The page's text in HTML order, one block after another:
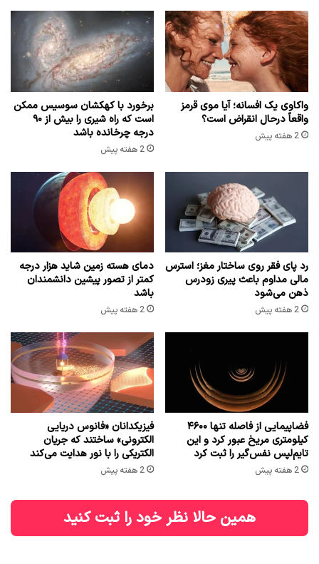
واکاوی یک افسانه؛ آیا موی قرمز
واقعاً درحال انقراض است؟
2 هفته پیش
برخورد با کهکشان سوسیس ممکن
است که راه شیری را بیش از ۹۰
درجه چرخانده باشد
2 هفته پیش
رد پای فقر روی ساختار مغز؛ استرس
مالی مداوم باعث پیری زودرس
ذهن می‌شود
2 هفته پیش
دمای هسته زمین شاید هزار درجه
کمتر از تصور پیشین دانشمندان
باشد
2 هفته پیش
فضاپیمایی از فاصله تنها ۴۶۰۰
کیلومتری مریخ عبور کرد و این
تایم‌لپس نفس‌گیر را ثبت کرد
2 هفته پیش
فیزیکدانان «فانوس دریایی
الکترونی» ساختند که جریان
الکتریکی را با نور هدایت می‌کند
2 هفته پیش
همین حالا نظر خود را ثبت کنید